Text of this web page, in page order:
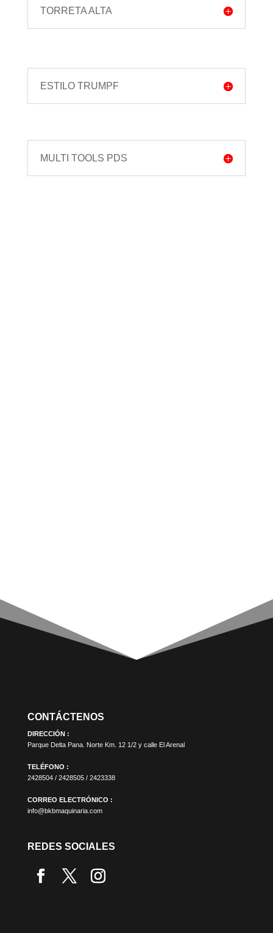
TORRETA ALTA
ESTILO TRUMPF
MULTI TOOLS PDS
CONTÁCTENOS
DIRECCIÓN :
Parque Delta Pana. Norte Km. 12 1/2 y calle El Arenal
TELÉFONO :
2428504 / 2428505 / 2423338
CORREO ELECTRÓNICO :
info@bkbmaquinaria.com
REDES SOCIALES